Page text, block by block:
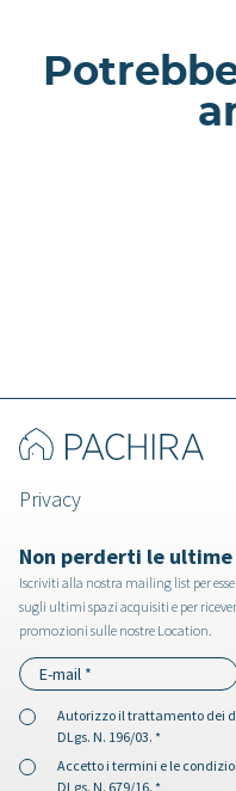
Privacy
Non perderti le
Iscriviti alla nostra mailing list per
sugli ultimi spazi acquisiti e per
promozioni sulle nostre Location.
Autorizzo iltrattamento dei
DLgs. N. 196/03. *
Accetto i termini e le
DLgs. N. 679/16. *